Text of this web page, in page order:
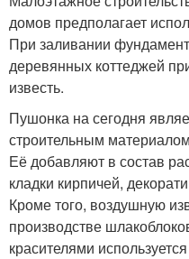
домов предполагает
При заливании
деревянных коттеджей
известь.
Пушонка на сегодня
строительным
Её добавляют в состав
кладки кирпичей,
Кроме того, воздушную
производстве
красителями